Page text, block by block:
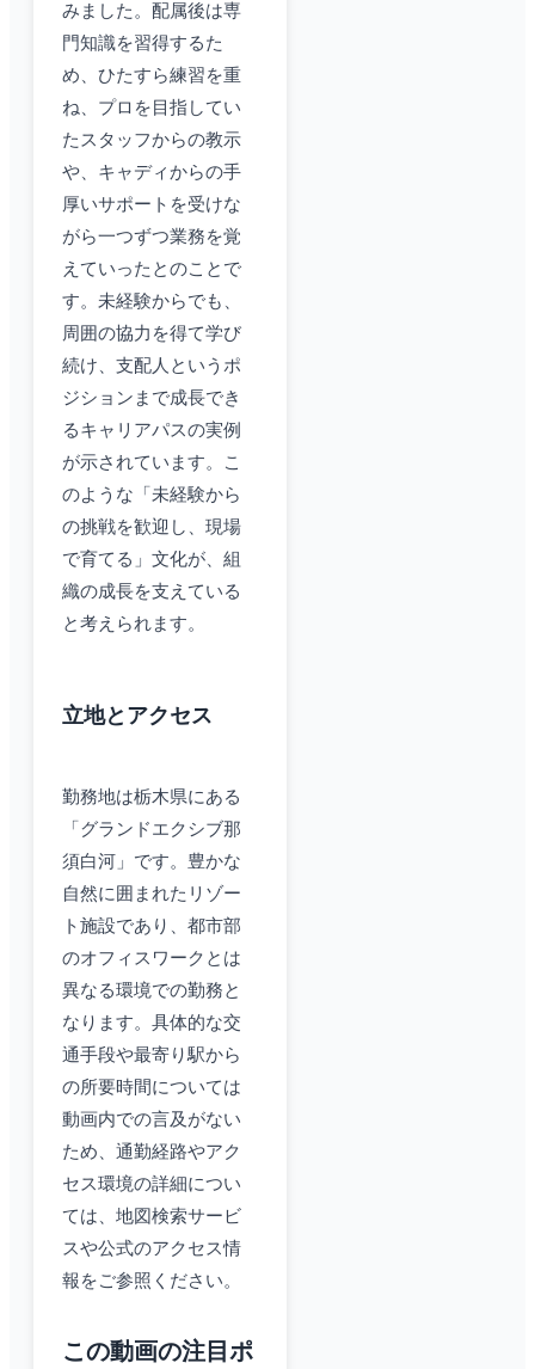
みました。配属後は専
門知識を習得するた
め、ひたすら練習を重
ね、プロを目指してい
たスタッフからの教示
や、キャディからの手
厚いサポートを受けな
がら一つずつ業務を覚
えていったとのことで
す。未経験からでも、
周囲の協力を得て学び
続け、支配人というポ
ジションまで成長でき
るキャリアパスの実例
が示されています。こ
のような「未経験から
の挑戦を歓迎し、現場
で育てる」文化が、組
織の成長を支えている
と考えられます。
立地とアクセス
勤務地は栃木県にある
「グランドエクシブ那
須白河」です。豊かな
自然に囲まれたリゾー
ト施設であり、都市部
のオフィスワークとは
異なる環境での勤務と
なります。具体的な交
通手段や最寄り駅から
の所要時間については
動画内での言及がない
ため、通勤経路やアク
セス環境の詳細につい
ては、地図検索サービ
スや公式のアクセス情
報をご参照ください。
この動画の注目ポ